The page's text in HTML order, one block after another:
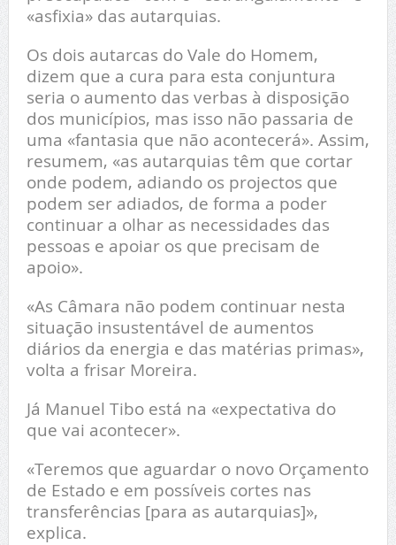
«asfixia» das autarquias.
Os dois autarcas do Vale do Homem,
dizem que a cura para esta conjuntura
seria o aumento das verbas à disposição
dos municípios, mas isso não passaria de
uma «fantasia que não acontecerá». Assim,
resumem, «as autarquias têm que cortar
onde podem, adiando os projectos que
podem ser adiados, de forma a poder
continuar a olhar as necessidades das
pessoas e apoiar os que precisam de
apoio».
«As Câmara não podem continuar nesta
situação insustentável de aumentos
diários da energia e das matérias primas»,
volta a frisar Moreira.
Já Manuel Tibo está na «expectativa do
que vai acontecer».
«Teremos que aguardar o novo Orçamento
de Estado e em possíveis cortes nas
transferências [para as autarquias]»,
explica.